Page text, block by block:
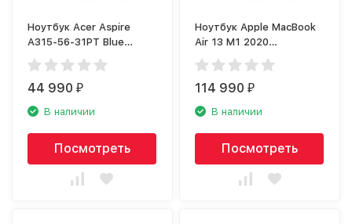
Ноутбук Acer Aspire
A315-56-31PT Blue
(NX.HS6ER.003)
44 990₽
В наличии
Посмотреть
Ноутбук Apple MacBook
Air 13 M1 2020
серебристый
(MGNA3RU-A)
114 990₽
В наличии
Посмотреть